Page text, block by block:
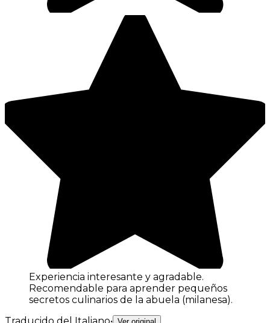
Experiencia interesante y agradable.
Recomendable para aprender pequeños
secretos culinarios de la abuela (milanesa).